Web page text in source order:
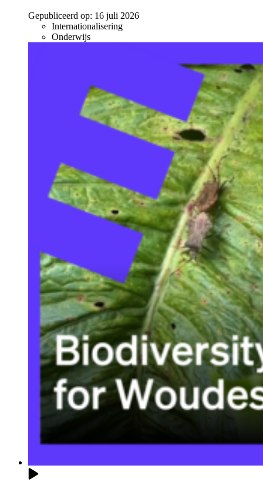
Gepubliceerd op: 16 juli 2026
Internationalisering
Onderwijs